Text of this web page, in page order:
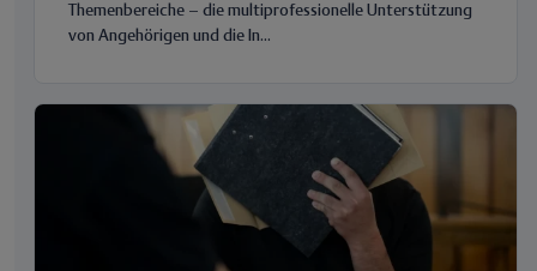
Themenbereiche – die multiprofessionelle Unterstützung
von Angehörigen und die In...